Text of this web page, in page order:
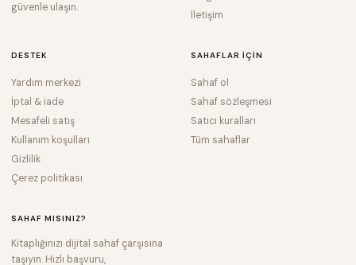
güvenle ulaşın.
İletişim
DESTEK
Yardım merkezi
İptal & iade
Mesafeli satış
Kullanım koşulları
Gizlilik
Çerez politikası
SAHAFLAR IÇIN
Sahaf ol
Sahaf sözleşmesi
Satıcı kuralları
Tüm sahaflar
SAHAF MISINIZ?
Kitaplığınızı dijital sahaf çarşısına
taşıyın. Hızlı başvuru,